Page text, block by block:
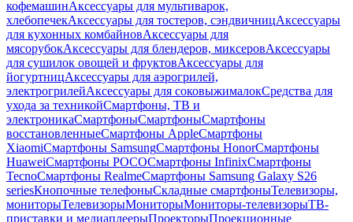
кофемашинАксессуары для мультиварок,
хлебопечекАксессуары для тостеров, сэндвичницАксессуары
для кухонных комбайновАксессуары для
мясорубокАксессуары для блендеров, миксеровАксессуары
для сушилок овощей и фруктовАксессуары для
йогуртницАксессуары для аэрогрилей,
электрогрилейАксессуары для соковыжималокСредства для
ухода за техникойСмартфоны, ТВ и
электроникаСмартфоныСмартфоныСмартфоны
восстановленныеСмартфоны AppleСмартфоны
XiaomiСмартфоны SamsungСмартфоны HonorСмартфоны
HuaweiСмартфоны POCOСмартфоны InfinixСмартфоны
TecnoСмартфоны RealmeСмартфоны Samsung Galaxy S26
seriesКнопочные телефоныСкладные смартфоныТелевизоры,
мониторыТелевизорыМониторыМониторы-телевизорыТВ-
приставки и медиаплеерыПроекторыПроекционные